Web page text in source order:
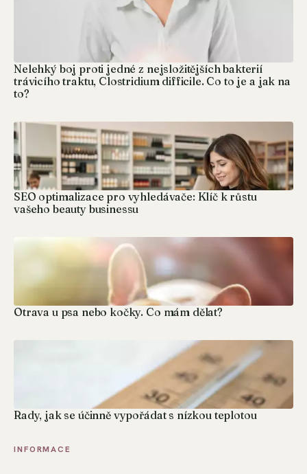
Nelehký boj proti jedné z nejsložitějších bakterií
trávicího traktu, Clostridium difficile. Co to je a jak na
to?
SEO optimalizace pro vyhledávače: Klíč k růstu
vašeho beauty businessu
Otrava u psa nebo kočky. Co mám dělat?
Rady, jak se účinně vypořádat s nízkou teplotou
INFORMACE